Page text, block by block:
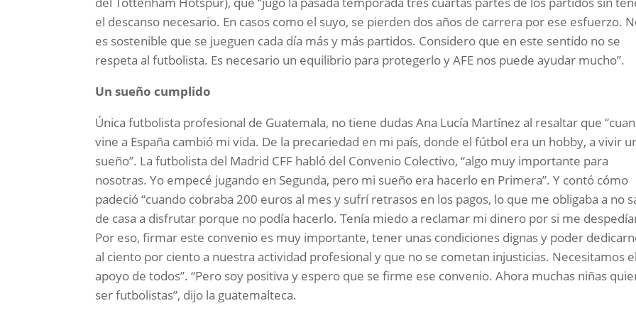
el descanso necesario. En casos como el suyo, se pierden dos años de carrera por ese esfuerzo.
es sostenible que se jueguen cada día más y más partidos. Considero que en este sentido no se
respeta al futbolista. Es necesario un equilibrio para protegerlo y AFE nos puede ayudar mucho”.
Un sueño cumplido
Única futbolista profesional de Guatemala, no tiene dudas Ana Lucía Martínez al resaltar que
vine a España cambió mi vida. De la precariedad en mi país, donde el fútbol era un hobby, a vivir
sueño”. La futbolista del Madrid CFF habló del Convenio Colectivo, “algo muy importante para
nosotras. Yo empecé jugando en Segunda, pero mi sueño era hacerlo en Primera”. Y contó cómo
padeció “cuando cobraba 200 euros al mes y sufrí retrasos en los pagos, lo que me obligaba a no
de casa a disfrutar porque no podía hacerlo. Tenía miedo a reclamar mi dinero por si me
Por eso, firmar este convenio es muy importante, tener unas condiciones dignas y poder
al ciento por ciento a nuestra actividad profesional y que no se cometan injusticias. Necesitamos el
apoyo de todos”. “Pero soy positiva y espero que se firme ese convenio. Ahora muchas niñas
ser futbolistas”, dijo la guatemalteca.